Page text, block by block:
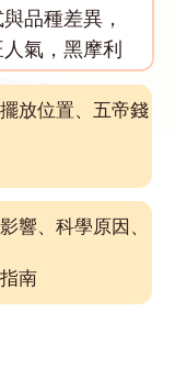
品種差異，
氣，黑摩利
的飛躍。只
魚就會成為
，養魚是最
到寓意全面
放位置、五帝錢
響、科學原因、
南